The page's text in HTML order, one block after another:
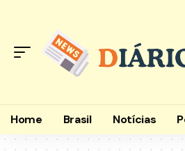
Home Brasil Notícias